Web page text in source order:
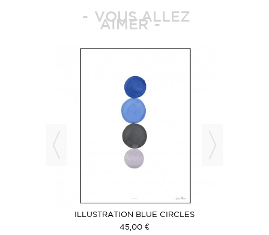
VOUS ALLEZ
AIMER
ILLUSTRATION BLUE CIRCLES
45,00 €